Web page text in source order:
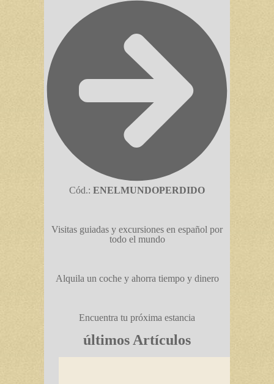
Cód.: ENELMUNDOPERDIDO
Visitas guiadas y excursiones en español por
todo el mundo
Alquila un coche y ahorra tiempo y dinero
Encuentra tu próxima estancia
últimos Artículos